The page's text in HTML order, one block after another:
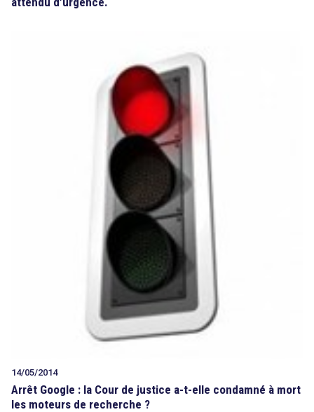
14/05/2014
Arrêt Google : la Cour de justice a-t-elle condamné à mort
les moteurs de recherche ?